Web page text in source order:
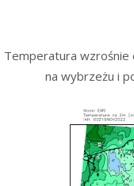
Temperatura wzrośnie
na wybrzeżu i